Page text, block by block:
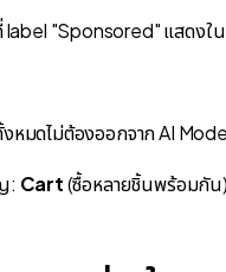
label "Sponsored" แสดงใ
หมดไม่ต้องออกจาก AI Mode
: Cart(ซื้อหลายชิ้นพร้อมกัน